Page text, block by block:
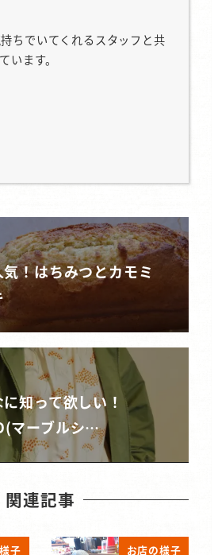
ちでいてくれるスタッフと共
います。
！はちみつとカモミ
知って欲しい！
マーブルシ…
関連記事
子 お店の様子